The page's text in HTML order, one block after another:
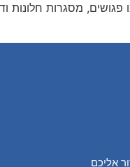
מסגרות חלונות
אליכם